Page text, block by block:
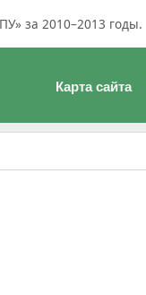
за 2010–2013 годы.
Карта сайта